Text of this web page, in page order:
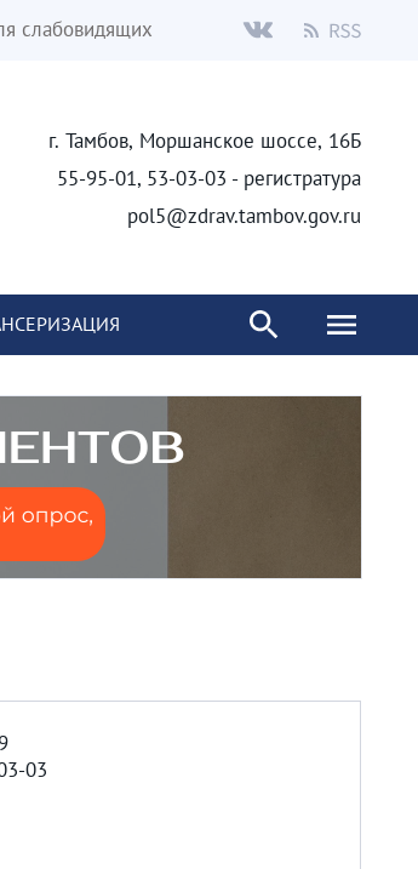
слабовидящих
г. Тамбов, Моршанское шоссе, 16Б
55-95-01, 53-03-03 - регистратура
pol5@zdrav.tambov.gov.ru
03